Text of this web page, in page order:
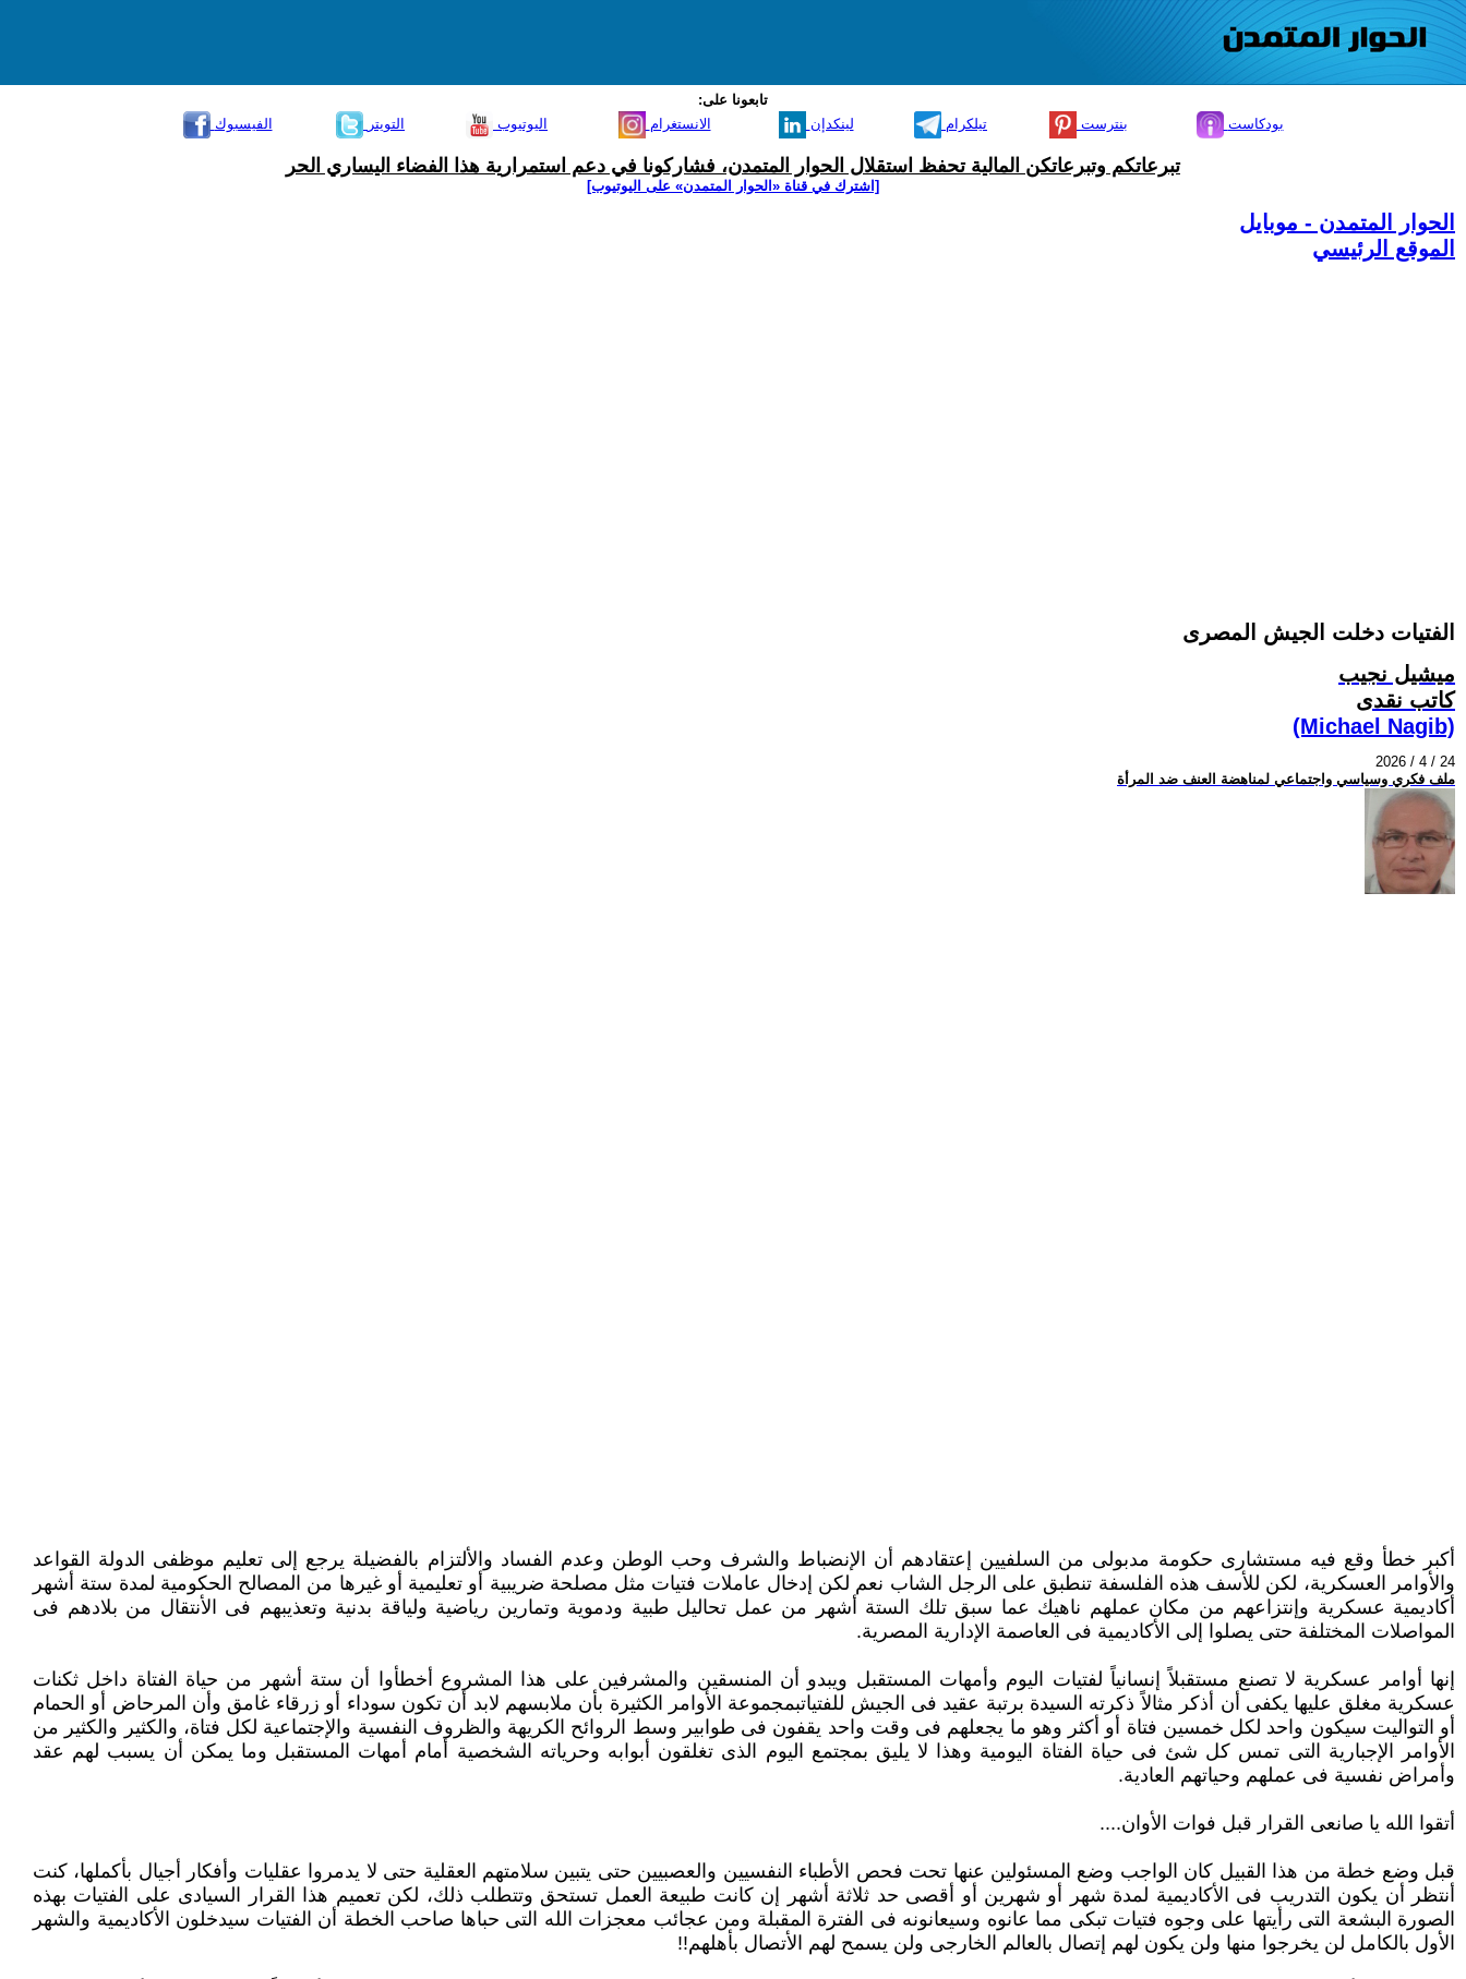
تابعونا على:
الفيسبوك
التويتر اليوتيوب الانستغرام لينكدإن تيلكرام بنترست بودكاست
تبرعاتكم وتبرعاتكن المالية تحفظ استقلال الحوار المتمدن، فشاركونا في دعم استمرارية هذا الفضاء اليساري الحر
[اشترك في قناة ‫«الحوار المتمدن» على اليوتيوب]
الحوار المتمدن - موبايل
الموقع الرئيسي
الفتيات دخلت الجيش المصرى‏
ميشيل نجيب
كاتب نقدى
(Michael Nagib)
2026 / 4 / 24
ملف فكري وسياسي واجتماعي لمناهضة العنف ضد المرأة
أكبر خطأ وقع فيه مستشارى حكومة مدبولى من السلفيين إعتقادهم أن الإنضباط والشرف وحب الوطن وعدم الفساد والألتزام ‏بالفضيلة يرجع إلى تعليم موظفى الدولة القواعد
والأوامر العسكرية، لكن للأسف هذه الفلسفة تنطبق على الرجل الشاب نعم لكن ‏إدخال عاملات فتيات مثل مصلحة ضريبية أو تعليمية أو غيرها من المصالح الحكومية لمدة ستة أشهر
أكاديمية عسكرية وإنتزاعهم ‏من مكان عملهم ناهيك عما سبق تلك الستة أشهر من عمل تحاليل طبية ودموية وتمارين رياضية ولياقة بدنية وتعذيبهم فى ‏الأنتقال من بلادهم فى
المواصلات المختلفة حتى يصلوا إلى الأكاديمية فى العاصمة الإدارية المصرية.‏
إنها أوامر عسكرية لا تصنع مستقبلاً إنسانياً لفتيات اليوم وأمهات المستقبل ويبدو أن المنسقين والمشرفين على هذا المشروع ‏أخطأوا أن ستة أشهر من حياة الفتاة داخل ثكنات
عسكرية مغلق عليها يكفى أن أذكر مثالاً ذكرته السيدة برتبة عقيد فى الجيش ‏للفتياتبمجموعة الأوامر الكثيرة بأن ملابسهم لابد أن تكون سوداء أو زرقاء غامق وأن المرحاض أو الحمام
أو التواليت سيكون واحد ‏لكل خمسين فتاة أو أكثر وهو ما يجعلهم فى وقت واحد يقفون فى طوابير وسط الروائح الكريهة والظروف النفسية والإجتماعية لكل ‏فتاة، والكثير والكثير من
الأوامر الإجبارية التى تمس كل شئ فى حياة الفتاة اليومية وهذا لا يليق بمجتمع اليوم الذى تغلقون أبوابه ‏وحرياته الشخصية أمام أمهات المستقبل وما يمكن أن يسبب لهم عقد
وأمراض نفسية فى عملهم وحياتهم العادية.‏
أتقوا الله يا صانعى القرار قبل فوات الأوان....‏
قبل وضع خطة من هذا القبيل كان الواجب وضع المسئولين عنها تحت فحص الأطباء النفسيين والعصبيين حتى يتبين سلامتهم ‏العقلية حتى لا يدمروا عقليات وأفكار أجيال بأكملها، كنت
أنتظر أن يكون التدريب فى الأكاديمية لمدة شهر أو شهرين أو أقصى حد ‏ثلاثة أشهر إن كانت طبيعة العمل تستحق وتتطلب ذلك، لكن تعميم هذا القرار السيادى على الفتيات بهذه
الصورة البشعة التى ‏رأيتها على وجوه فتيات تبكى مما عانوه وسيعانونه فى الفترة المقبلة ومن عجائب معجزات الله التى حباها صاحب الخطة أن الفتيات ‏سيدخلون الأكاديمية والشهر
الأول بالكامل لن يخرجوا منها ولن يكون لهم إتصال بالعالم الخارجى ولن يسمح لهم الأتصال ‏بأهلهم!!‏